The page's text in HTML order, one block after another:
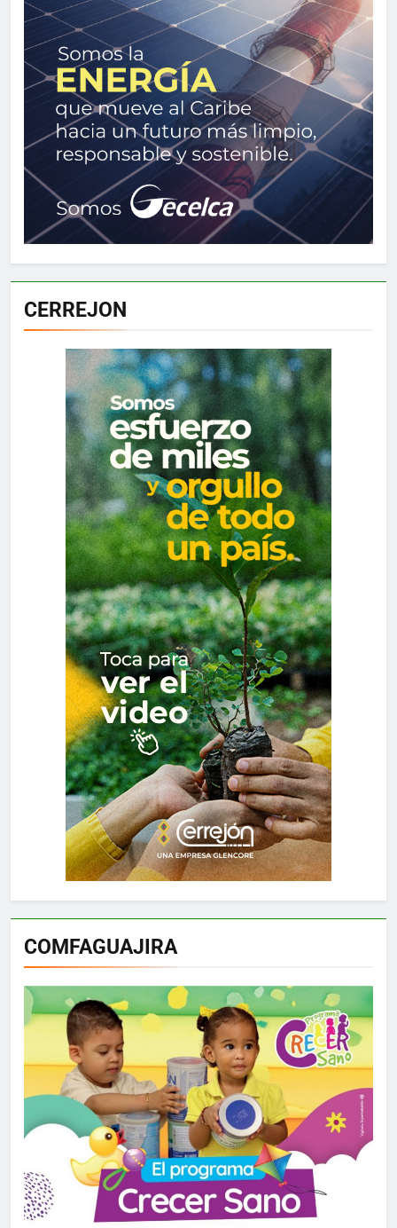
CERREJON
COMFAGUAJIRA